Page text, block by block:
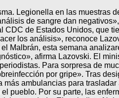
Legionella en las muestras
de sangre dan
de Estados Unidos, que
los análisis», reconoce
esta semana
afirma Lazovski. El
Para sorpresa de
por gripe». Tras
ambulancias para
Por su parte, las